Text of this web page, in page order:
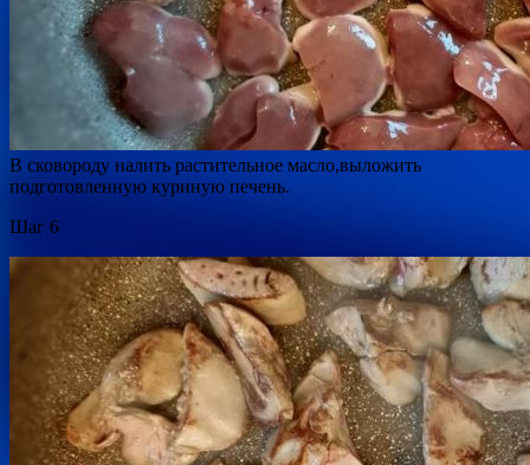
В сковороду налить растительное масло,выложить
подготовленную куриную печень.
Шаг 6